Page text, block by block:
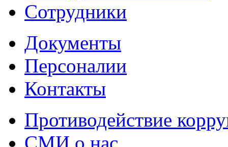
Сотрудники
Документы
Персоналии
Контакты
Противодействие